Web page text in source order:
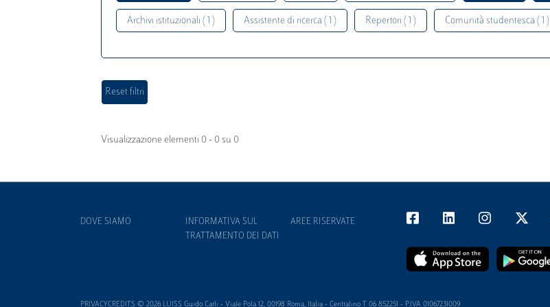
Archivi istituzionali ( 1 ) Assistente di ricerca ( 1 ) Repertori ( 1 ) Comunità studentesca ( 1 )
Visualizzazione elementi 0 - 0 su 0
DOVE SIAMO
INFORMATIVA SUL
TRATTAMENTO DEI DATI
AREE RISERVATE
PRIVACYCREDITS © 2026 LUISS Guido Carli - Viale Pola 12, 00198 Roma, Italia - Centralino T 06 852251 - P.IVA 01067231009